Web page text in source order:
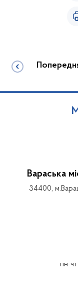
Вараська
34400,
пн-